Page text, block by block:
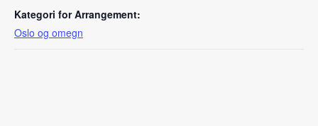
Kategori for Arrangement:
Oslo og omegn